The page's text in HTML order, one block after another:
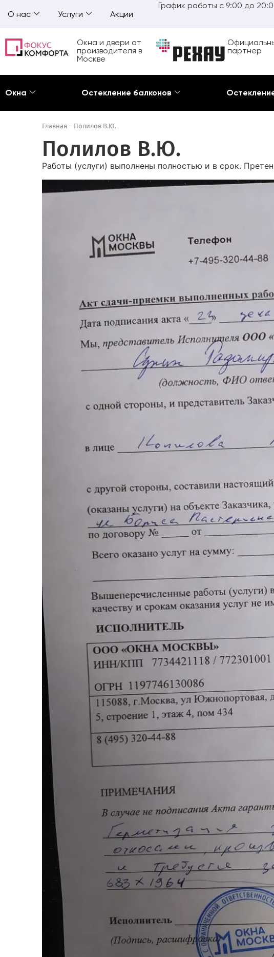
О нас Услуги Акции
График работы с 9:00 до
Окна и двери от
производителя в
Москве
партнер
Окна Остекление балконов
Главная – Полилов В.Ю.
Полилов В.Ю.
Работы (услуги) выполнены полностью и в срок.